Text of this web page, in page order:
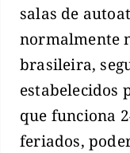
salas de
normalmente
brasileira,
estabelecidos
que funciona
feriados,